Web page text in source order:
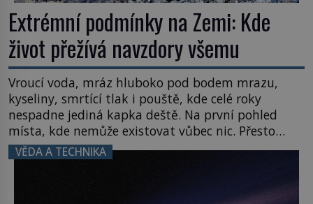
Extrémní podmínky na Zemi: Kde
život přežívá navzdory všemu
Vroucí voda, mráz hluboko pod bodem mrazu,
kyseliny, smrtící tlak i pouště, kde celé roky
nespadne jediná kapka deště. Na první pohled
místa, kde nemůže existovat vůbec nic. Přesto
právě tady vědci objevují organismy, které
posouvají hranice života. Každý nový nález mění
naše představy o tom, co všechno dokáže příroda a
napovídá, kde bychom jednou […]
VĚDA A TECHNIKA